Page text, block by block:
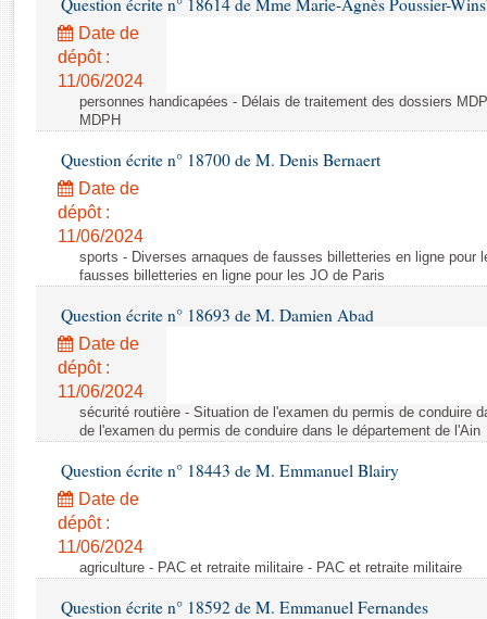
Rapports d'enquête
Rapports législatifs
Rapports sur l'application des lois
Baromètre de l’application des lois
Budget et sécurité sociale
Questions écrites et orales
Comptes rendus des débats
Question écrite n° 18614 de Mme Marie-Agnès Poussier-
Date de
dépôt :
11/06/2024
personnes handicapées - Délais de traitement des dossiers
MDPH
Question écrite n° 18700 de M. Denis Bernaert
Date de
dépôt :
11/06/2024
sports - Diverses arnaques de fausses billetteries en ligne pour
fausses billetteries en ligne pour les JO de Paris
Question écrite n° 18693 de M. Damien Abad
Date de
dépôt :
11/06/2024
sécurité routière - Situation de l'examen du permis de conduire
de l'examen du permis de conduire dans le département de l'Ain
Question écrite n° 18443 de M. Emmanuel Blairy
Date de
dépôt :
11/06/2024
agriculture - PAC et retraite militaire - PAC et retraite militaire
Question écrite n° 18592 de M. Emmanuel Fernandes